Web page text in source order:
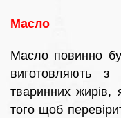
Масло
Масло повинно
виготовляють з
тваринних жирів,
того щоб